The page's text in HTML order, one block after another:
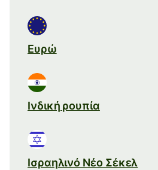
Ευρώ
Ινδική ρουπία
Ισραηλινό Νέο Σέκελ